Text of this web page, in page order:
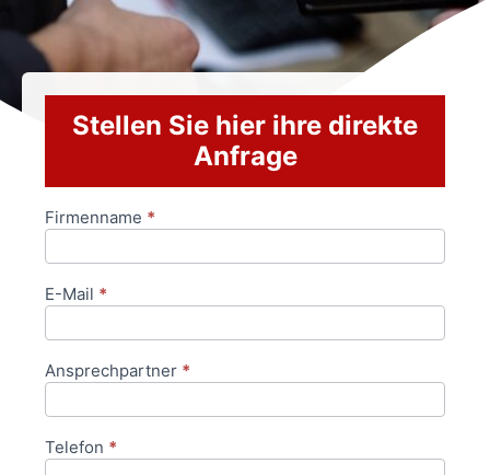
Stellen Sie hier ihre direkte
Anfrage
Anfrageformular
Firmenname *
E-Mail *
Ansprechpartner *
Telefon *